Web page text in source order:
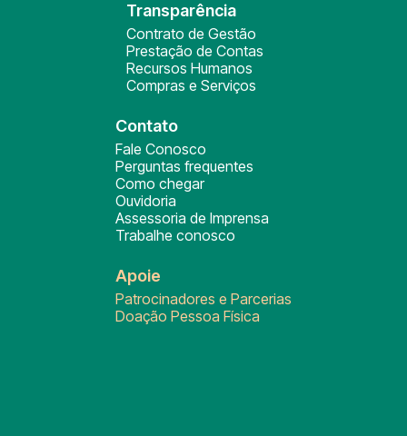
Transparência
Contrato de Gestão
Prestação de Contas
Recursos Humanos
Compras e Serviços
Contato
Fale Conosco
Perguntas frequentes
Como chegar
Ouvidoria
Assessoria de Imprensa
Trabalhe conosco
Apoie
Patrocinadores e Parcerias
Doação Pessoa Física